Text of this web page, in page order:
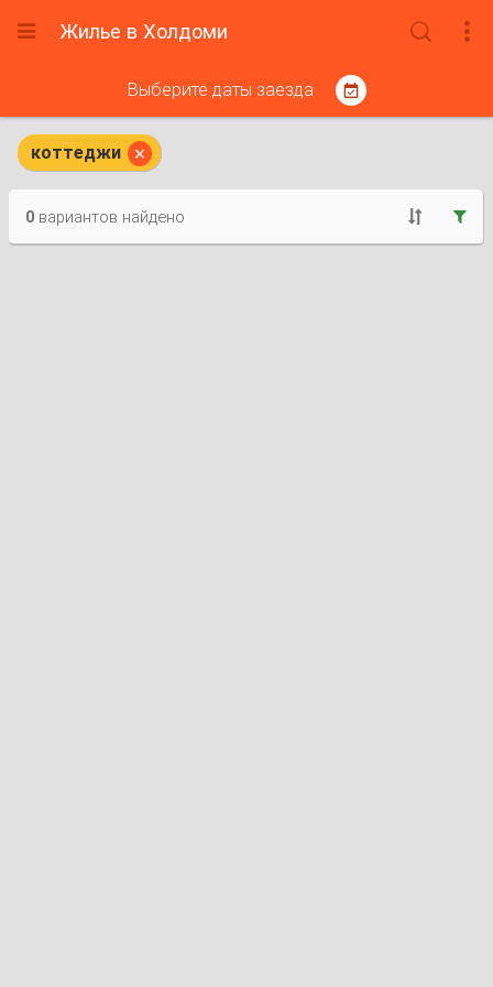
 Жилье в Холдоми  
Выберите даты заезда 
коттеджи 


0вариантов найдено